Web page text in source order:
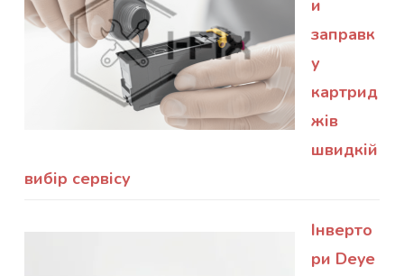
и
заправк
у
картрид
жів
швидкій
вибір сервісу
Інверто
ри Deye